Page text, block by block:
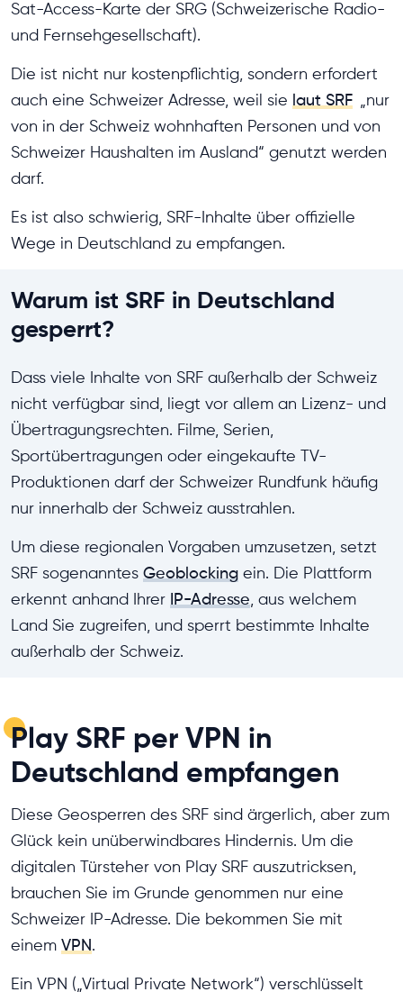
Sat-Access-Karte der SRG (Schweizerische Radio-
und Fernsehgesellschaft).
Die ist nicht nur kostenpflichtig, sondern erfordert
auch eine Schweizer Adresse, weil sie laut SRF „nur
von in der Schweiz wohnhaften Personen und von
Schweizer Haushalten im Ausland“ genutzt werden
darf.
Es ist also schwierig, SRF-Inhalte über offizielle
Wege in Deutschland zu empfangen.
Warum ist SRF in Deutschland
gesperrt?
Dass viele Inhalte von SRF außerhalb der Schweiz
nicht verfügbar sind, liegt vor allem an Lizenz- und
Übertragungsrechten. Filme, Serien,
Sportübertragungen oder eingekaufte TV-
Produktionen darf der Schweizer Rundfunk häufig
nur innerhalb der Schweiz ausstrahlen.
Um diese regionalen Vorgaben umzusetzen, setzt
SRF sogenanntes Geoblocking ein. Die Plattform
erkennt anhand Ihrer IP-Adresse, aus welchem
Land Sie zugreifen, und sperrt bestimmte Inhalte
außerhalb der Schweiz.
Play SRF per VPN in
Deutschland empfangen
Diese Geosperren des SRF sind ärgerlich, aber zum
Glück kein unüberwindbares Hindernis. Um die
digitalen Türsteher von Play SRF auszutricksen,
brauchen Sie im Grunde genommen nur eine
Schweizer IP-Adresse. Die bekommen Sie mit
einem VPN.
Ein VPN („Virtual Private Network“) verschlüsselt